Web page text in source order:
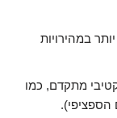
במהירויות
מתקדם, כמו
הספציפי).